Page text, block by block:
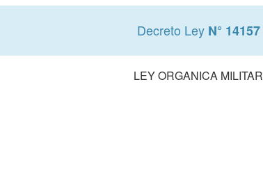
Decreto Ley N° 14157
LEY ORGANICA MILITAR